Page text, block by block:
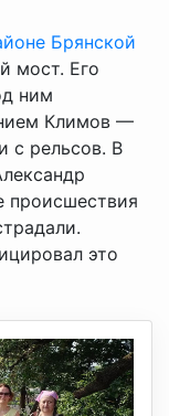
Брянской
мост. Его
ним
Климов —
с рельсов. В
происшествия
это